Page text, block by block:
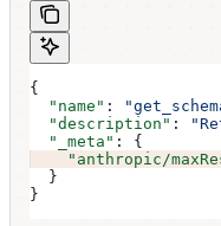
{
  "name"
:
  "description"
:
  "_meta"
: {
"anthropic/
  }
}